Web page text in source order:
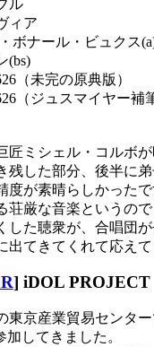
ル
ィア
ボナール・ビュクス
(bs)
（未完の原典版）
（ジュスマイヤー補
匠ミシェル・コルボが
残した部分、後半に
度が素晴らしかったで
荘厳な音楽というの
した聴衆が、合唱団
てきてくれて応えて
] iDOL PROJECT
東京産業貿易センタ
加してきました。